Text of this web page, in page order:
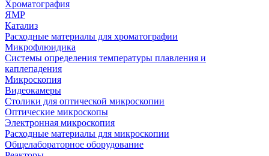
Хроматография
ЯМР
Катализ
Расходные материалы для хроматографии
Микрофлюидика
Системы определения температуры плавления и
каплепадения
Микроскопия
Видеокамеры
Столики для оптической микроскопии
Оптические микроскопы
Электронная микроскопия
Расходные материалы для микроскопии
Общелабораторное оборудование